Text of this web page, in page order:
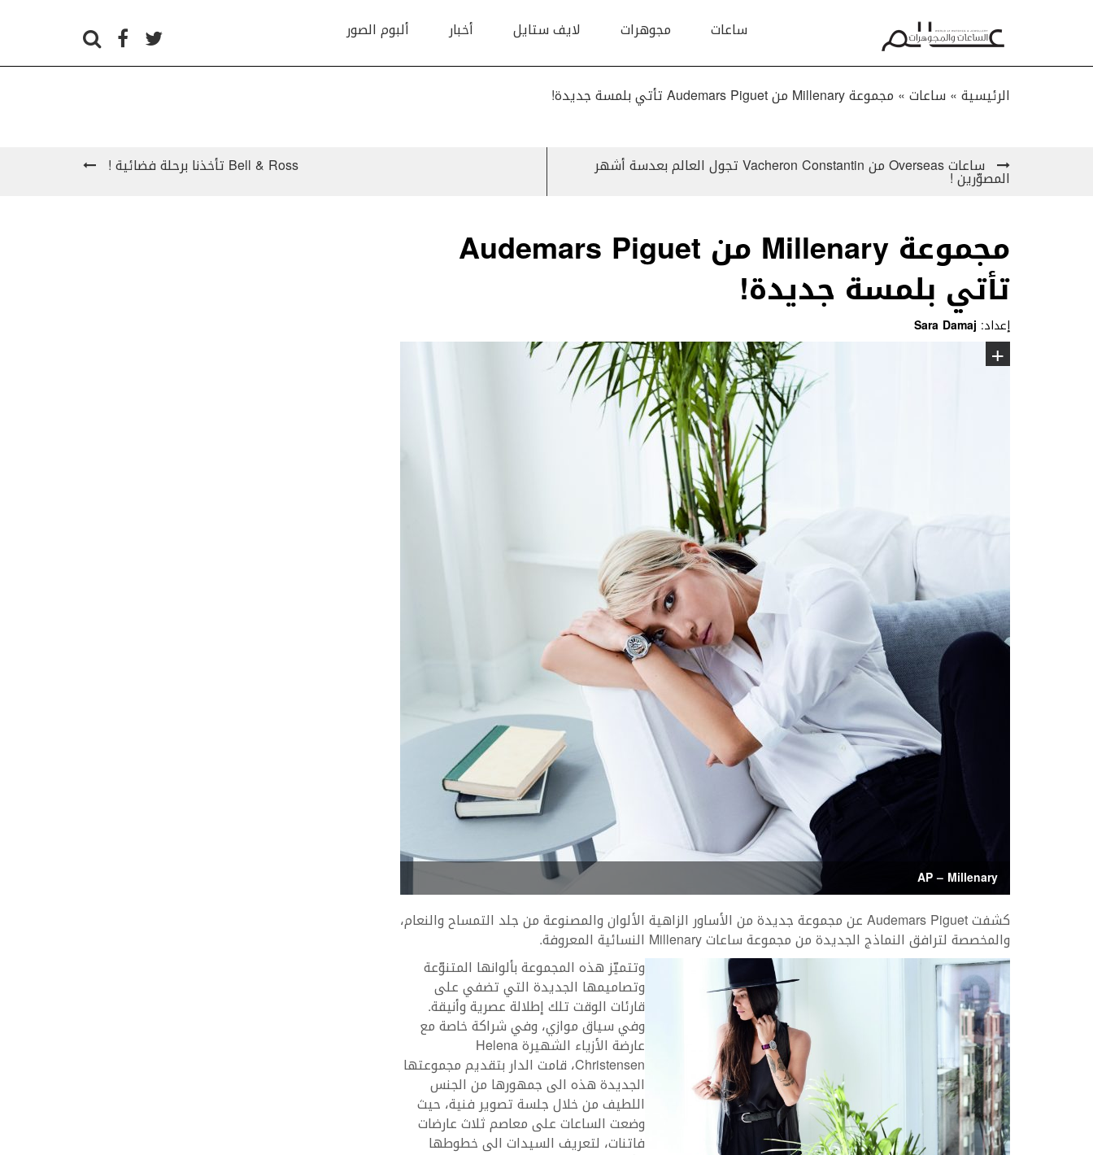
ساعات مجوهرات لايف ستايل أخبار ألبوم الصور
الرئيسية » ساعات» مجموعة Millenary من Audemars Piguet تأتي بلمسة جديدة!
ساعات Overseas من Vacheron Constantin تجول العالم بعدسة أشهر
المصوّرين !
Bell & Ross تأخذنا برحلة فضائية !
مجموعة Millenary من Audemars Piguet
تأتي بلمسة جديدة!
إعداد: Sara Damaj
AP – Millenary
كشفت Audemars Piguet عن مجموعة جديدة من الأساور الزاهية الألوان والمصنوعة من جلد التمساح والنعام،
والمخصصة لترافق النماذج الجديدة من مجموعة ساعات Millenary النسائية المعروفة.
وتتميّز هذه المجموعة بألوانها المتنوّعة
وتصاميمها الجديدة التي تضفي على
قارئات الوقت تلك إطلالة عصرية وأنيقة.
وفي سياق موازي، وفي شراكة خاصة مع
عارضة الأزياء الشهيرة Helena
Christensen، قامت الدار بتقديم مجموعتها
الجديدة هذه الى جمهورها من الجنس
اللطيف من خلال جلسة تصوير فنية، حيث
وضعت الساعات على معاصم ثلاث عارضات
فاتنات، لتعريف السيدات الى خطوطها